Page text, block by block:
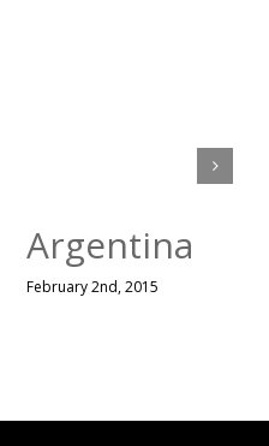
Argentina
February 2nd, 2015